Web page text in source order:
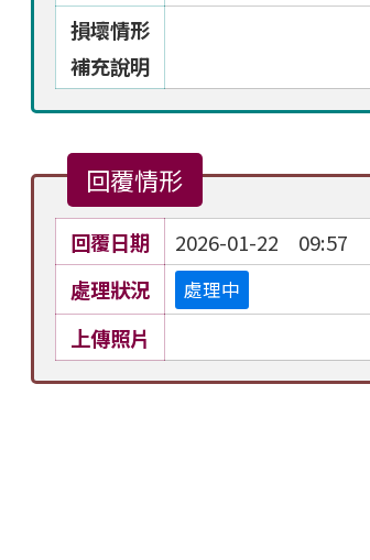
損壞情形
補充說明
回覆情形
回覆日期 2026-01-22 09:57
處理狀況
處理中
上傳照片